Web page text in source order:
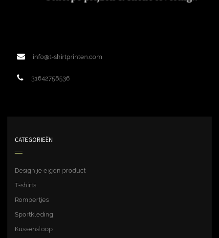
info@t-shirtprinten.com
31642758536
CATEGORIEËN
Design je eigen product
T-shirts
Rompertjes
Sportkleding
Kussensloop